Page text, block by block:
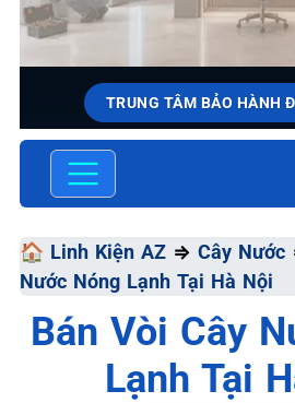
TRUNG TÂM BẢO HÀNH
SỬA CHỮA & BẢO
Đa
📞
🏠 Linh Kiện AZ ⇒ Cây Nước
Nước Nóng Lạnh Tại Hà Nội
Bán Vòi Cây
Lạnh Tại